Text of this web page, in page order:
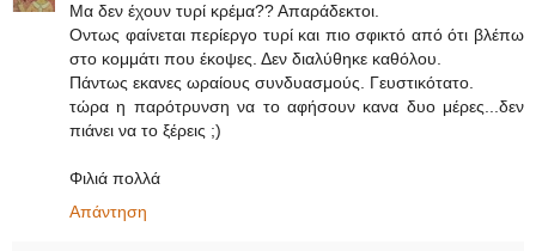
Μα δεν έχουν τυρί κρέμα?? Απαράδεκτοι.
Οντως φαίνεται περίεργο τυρί και πιο σφικτό από ότι βλέπω
στο κομμάτι που έκοψες. Δεν διαλύθηκε καθόλου.
Πάντως εκανες ωραίους συνδυασμούς. Γευστικότατο.
τώρα η παρότρυνση να το αφήσουν κανα δυο μέρες...δεν
πιάνει να το ξέρεις ;)
Φιλιά πολλά
Απάντηση